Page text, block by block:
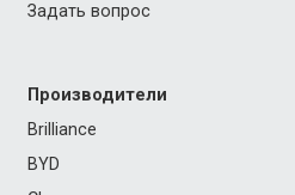
Задать вопрос
Производители
Brilliance
BYD